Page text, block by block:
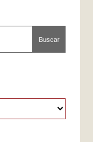
Buscar